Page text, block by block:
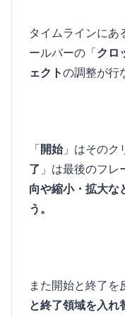
タイムラインにあ
ールバーの「クロ
ェクトの調整が行
「開始」はそのク
了 」は最後のフレ
向や縮小・拡大な
う。
また開始と終了を
と終了領域を入れ